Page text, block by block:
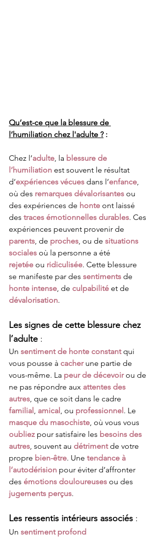
Qu’est-ce que la blessure de
l’humiliation chez l'adulte ? :
Chez l’adulte , la blessure de
l’humiliation est souvent le résultat
d’expériences vécues dans l’enfance
où des remarques dévalorisantes ou
des expériences de honte ont laissé
des traces émotionnelles durables. Ces
expériences peuvent provenir de
parents , de proches , ou de situations
sociales où la personne a été
rejetée ou ridiculisée. Cette blessure
se manifeste par des sentiments de
honte intense , de culpabilité et de
dévalorisation.
Les signes de cette blessure chez
l’adulte :
Un sentiment de honte constant qui
vous pousse à cacher une partie de
vous-même. La peur de décevoir ou de
ne pas répondre aux attentes des
autres , que ce soit dans le cadre
familial amical , ou professionnel. Le
masque du masochiste , où vous vous
oubliez pour satisfaire les besoins des
autres , souvent au détriment de votre
propre bien-être. Une tendance à
l’autodérision pour éviter d’affronter
des émotions douloureuses ou des
jugements perçus.
Les ressentis intérieurs associés :
Un sentiment profond